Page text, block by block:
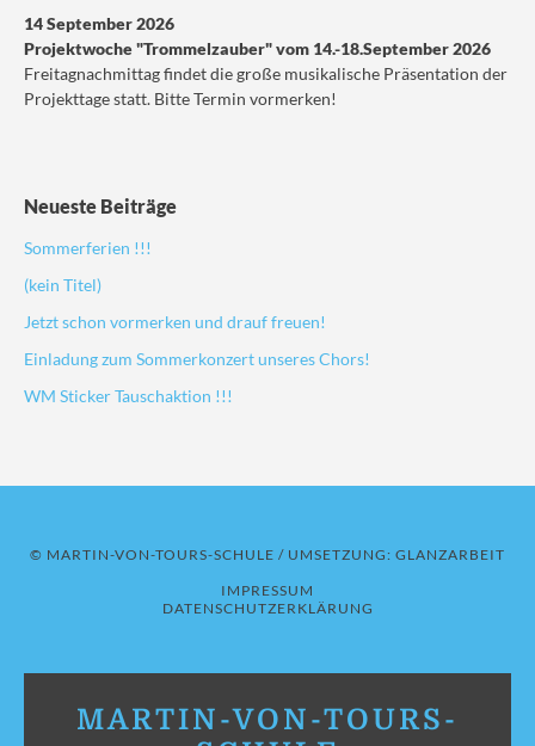
14 September 2026
Projektwoche "Trommelzauber" vom 14.-18.September 2026
Freitagnachmittag findet die große musikalische Präsentation der
Projekttage statt. Bitte Termin vormerken!
Neueste Beiträge
Sommerferien !!!
(kein Titel)
Jetzt schon vormerken und drauf freuen!
Einladung zum Sommerkonzert unseres Chors!
WM Sticker Tauschaktion !!!
© MARTIN-VON-TOURS-SCHULE / UMSETZUNG: GLANZARBEIT
IMPRESSUM
DATENSCHUTZERKLÄRUNG
MARTIN-VON-TOURS-